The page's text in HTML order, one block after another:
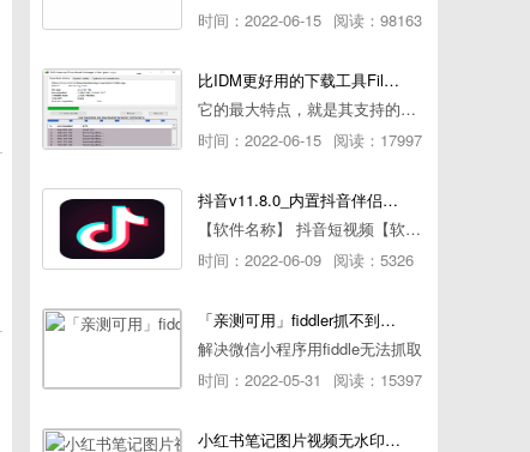
时间：2022-06-15 阅读：98163
比IDM更好用的下载工具File Centipede文件蜈蚣-秒杀迅雷-直接飞起！
它的最大特点，就是其支持的下载协议几乎是市面上最全面的，包括HTTP/FTP、BT种子、磁力链接，m3u8流任务（AES-128解密）。
时间：2022-06-15 阅读：17997
抖音v11.8.0_内置抖音伴侣/视频去水印
【软件名称】 抖音短视频【软件版本】 11.8.0【软件大小】 83.74M【是否Root】不需要【测试机型】PCML10 [oppo Reno Ace]【文字介绍】 抖音短视频app是一款很有意思娱
时间：2022-06-09 阅读：5326
「亲测可用」fiddler抓不到pc端微信小程序包解决方案
解决微信小程序用fiddle无法抓取
时间：2022-05-31
阅读：15397
小红书笔记图片视频无水印批量下载软件使用教程